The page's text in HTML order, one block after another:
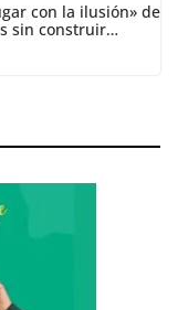
con la ilusión» de
sin construir